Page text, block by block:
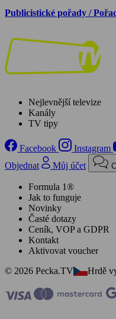
Publicistické pořady /
Nejlevnější televize
Kanály
TV tipy
Facebook Instagram
Objednat
Můj účet
Formula 1®
Jak to funguje
Novinky
Časté dotazy
Ceník, VOP a GDPR
Kontakt
Aktivovat voucher
© 2026 Pecka.TV
Hrdě